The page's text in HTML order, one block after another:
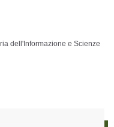
dell'Informazione e Scienze